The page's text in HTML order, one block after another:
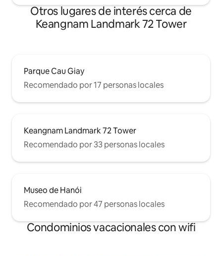
Otros lugares de interés cerca de
Keangnam Landmark 72 Tower
Parque Cau Giay
Recomendado por 17 personas locales
Keangnam Landmark 72 Tower
Recomendado por 33 personas locales
Museo de Hanói
Recomendado por 47 personas locales
Condominios vacacionales con wifi